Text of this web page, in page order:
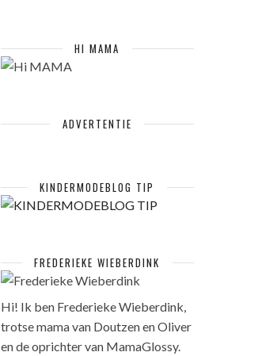
HI MAMA
ADVERTENTIE
KINDERMODEBLOG TIP
FREDERIEKE WIEBERDINK
Hi! Ik ben Frederieke Wieberdink,
trotse mama van Doutzen en Oliver
en de oprichter van MamaGlossy.